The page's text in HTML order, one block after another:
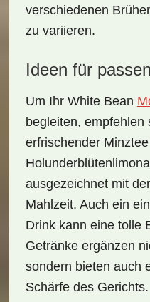
verschiedenen
zu variieren.
Ideen für
Um Ihr White Bean
begleiten, empfehlen
erfrischender
ausgezeichnet mit
Mahlzeit. Auch ein
Drink kann eine tolle
Getränke ergänzen
sondern bieten auch
Schärfe des Gerichts.